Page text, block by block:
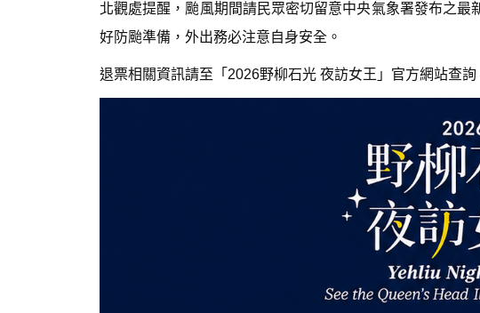
北觀處提醒，颱風期間請民眾密切留意中央氣象署發布之
好防颱準備，外出務必注意自身安全。
退票相關資訊請至「2026野柳石光 夜訪女王」官方網站查